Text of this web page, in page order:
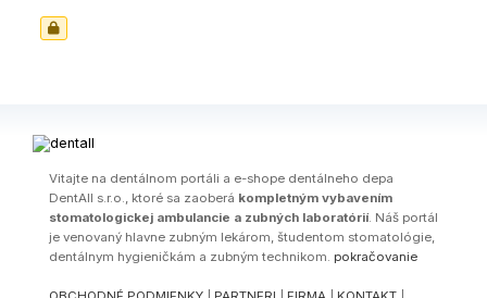
Vitajte na dentálnom portáli a e-shope dentálneho depa
DentAll s.r.o., ktoré sa zaoberá kompletným vybavením
stomatologickej ambulancie a zubných laboratórií. Náš portál
je venovaný hlavne zubným lekárom, študentom stomatológie,
dentálnym hygieničkám a zubným technikom. pokračovanie